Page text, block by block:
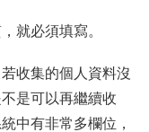
就必須填寫。
收集的個人資料沒
是可以再繼續收
中有非常多欄位，